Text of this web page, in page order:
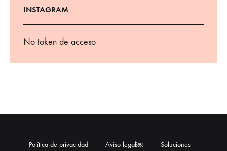
INSTAGRAM
No token de acceso
Política de privacidad Aviso legal￼
Soluciones